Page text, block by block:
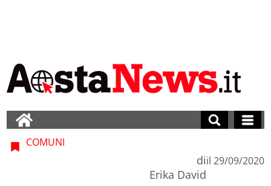
COMUNI
di
Erika David
il 29/09/2020